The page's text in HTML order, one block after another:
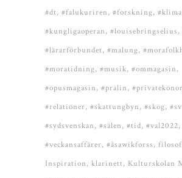
#dt #falukuriren #forskning
#kungligaoperan #louisebringselius
#lärarförbundet #malung
#moratidning #musik #ommagasin
#opusmagasin #pralin
#relationer #skattungbyn #skog
#sydsvenskan #sälen #tid #val2022
#veckansaffärer #åsawikforss
Inspiration klarinett Kulturskolan